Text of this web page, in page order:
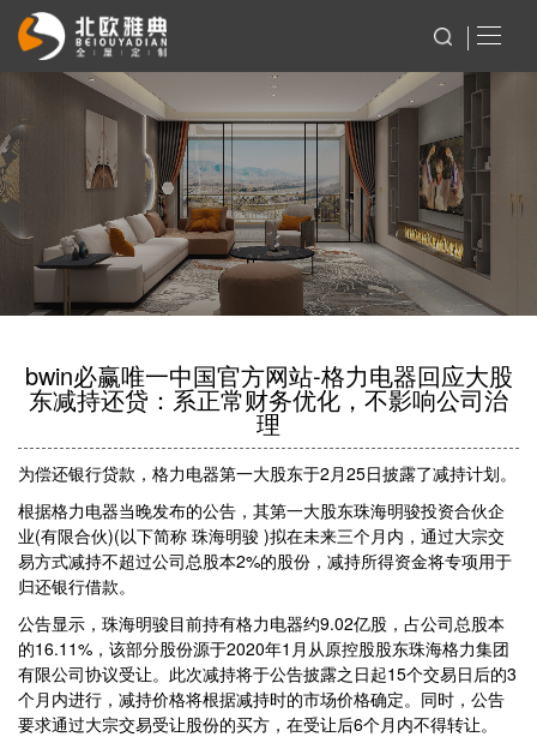
bwin必赢唯一中国官方网站-格力电器回应大股
东减持还贷：系正常财务优化，不影响公司治
理
为偿还银行贷款，格力电器第一大股东于2月25日披露了减持计划。
根据格力电器当晚发布的公告，其第一大股东珠海明骏投资合伙企
业(有限合伙)(以下简称 珠海明骏 )拟在未来三个月内，通过大宗交
易方式减持不超过公司总股本2%的股份，减持所得资金将专项用于
归还银行借款。
公告显示，珠海明骏目前持有格力电器约9.02亿股，占公司总股本
的16.11%，该部分股份源于2020年1月从原控股股东珠海格力集团
有限公司协议受让。此次减持将于公告披露之日起15个交易日后的3
个月内进行，减持价格将根据减持时的市场价格确定。同时，公告
要求通过大宗交易受让股份的买方，在受让后6个月内不得转让。